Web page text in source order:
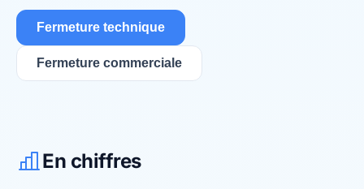
Fermeture technique
Fermeture commerciale
En chiffres